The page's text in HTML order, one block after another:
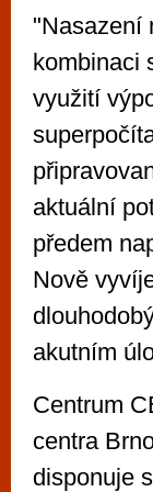
"Nasazení
kombinaci
využití
aktuální
předem
Nově
akutním
Centrum
centra
disponuje